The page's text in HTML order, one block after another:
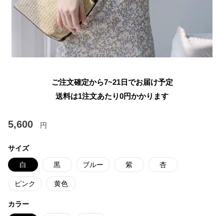
ご注文確定から7~21日でお届け予定
送料は1注文あたり0円かかります
5,600 円
サイズ
白 黒 ブルー 紫 杏
ピンク 黄色
カラー